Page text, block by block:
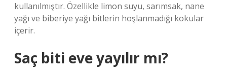
kullanılmıştır. Özellikle limon suyu, sarımsak, nane
yağı ve biberiye yağı bitlerin hoşlanmadığı kokular
içerir.
Saç biti eve yayılır mı?